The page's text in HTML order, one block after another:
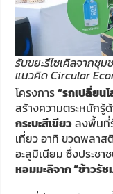
รับขยะรีไซเคิลจากชุ
แนวคิด Circular
โครงการ“รถเปลี่ยน
สร้างความตระหนัก
กระบะสีเขียวลงพื้นที่
เที่ยว อาทิ ขวดพลาส
อะลูมิเนียม ซึ่งประช
หอมมะลิจาก “ข้าวรั